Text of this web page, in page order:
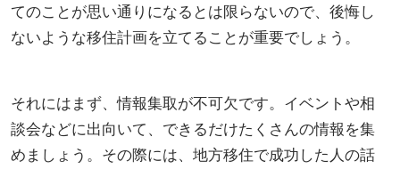
てのことが思い通りになるとは限らないので、後悔し
ないような移住計画を立てることが重要でしょう。
それにはまず、情報集取が不可欠です。イベントや相
談会などに出向いて、できるだけたくさんの情報を集
めましょう。その際には、地方移住で成功した人の話